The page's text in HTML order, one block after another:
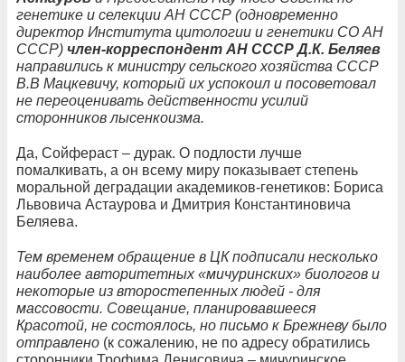
генетике и селекции АН СССР (одновременно
директор Института цитологии и генетики СО АН
СССР) член-корреспондент АН СССР Д.К. Беляев
направились к министру сельского хозяйства СССР
В.В Мацкевичу, который их успокоил и посоветовал
не переоценивать действенности усилий
сторонников лысенкоизма.
Да, Сойфераст – дурак. О подлости лучше
помалкивать, а он всему миру показывает степень
моральной деградации академиков-генетиков: Бориса
Львовича Астаурова и Дмитрия Константиновича
Беляева.
Тем временем обращение в ЦК подписали несколько
наиболее авторитетных «мичуринских» биологов и
некоторые из второстепенных людей - для
массовости. Совещание, планировавшееся
Красотой, не состоялось, но письмо к Брежневу было
отправлено (к сожалению, не по адресу обратились